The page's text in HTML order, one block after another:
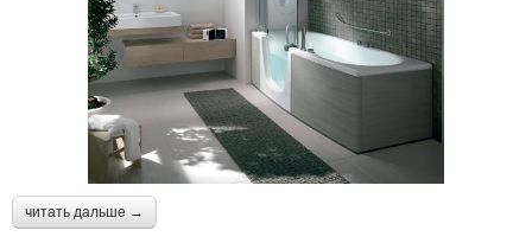
читать дальше →